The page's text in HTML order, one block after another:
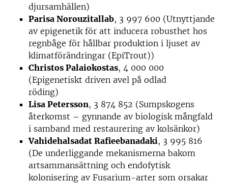
djursamhällen)
Parisa Norouzitallab, 3 997 600 (Utnyttjande
av epigenetik för att inducera robusthet hos
regnbåge för hållbar produktion i ljuset av
klimatförändringar (EpiTrout))
Christos Palaiokostas, 4 000 000
(Epigenetiskt driven avel på odlad
röding)
Lisa Petersson, 3 874 852 (Sumpskogens
återkomst – gynnande av biologisk mångfald
i samband med restaurering av kolsänkor)
Vahidehalsadat Rafieebanadaki, 3 995 816
(De underliggande mekanismerna bakom
artsammansättning och endofytisk
kolonisering av Fusarium-arter som orsakar